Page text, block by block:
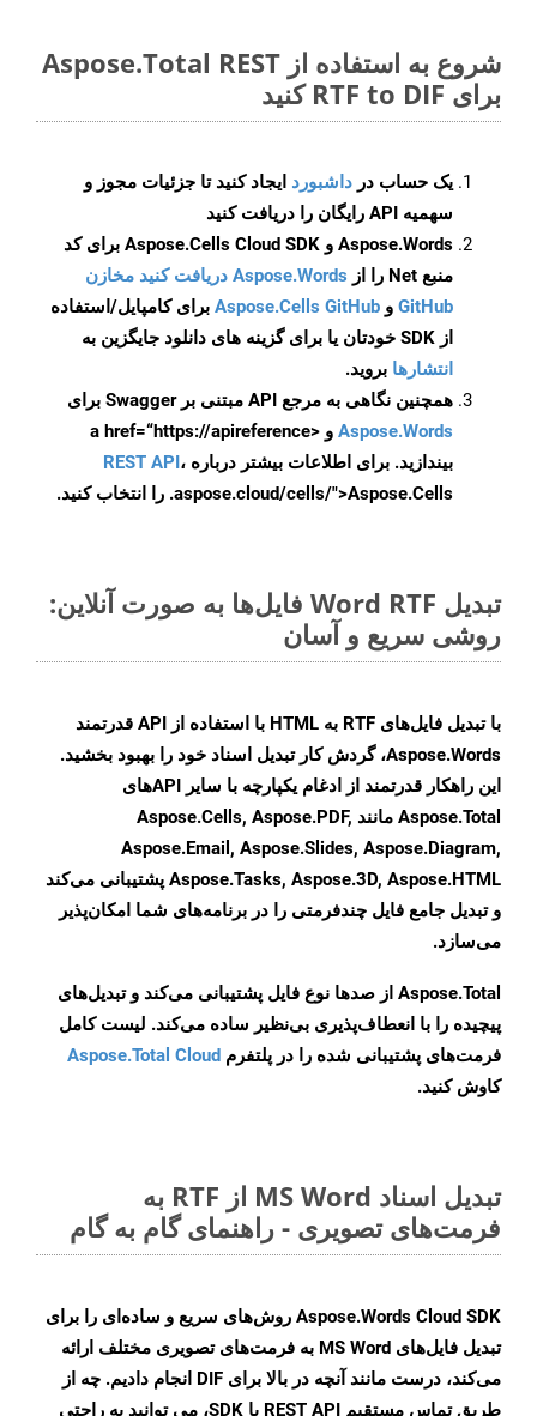
شروع به استفاده از Aspose.Total REST
برای RTF to DIF کنید
یک حساب در داشبورد ایجاد کنید تا جزئیات مجوز و
سهمیه API رایگان را دریافت کنید
Aspose.Words و Aspose.Cells Cloud SDK برای کد
منبع Net را از
Aspose.Words دریافت کنید مخازن
GitHub و Aspose.Cells GitHub برای کامپایل/استفاده
از SDK خودتان یا برای گزینه های دانلود جایگزین به
انتشارها بروید.
همچنین نگاهی به مرجع API مبتنی بر Swagger برای
Aspose.Words
و <a href=“https://apireference
بیندازید. برای اطلاعات بیشتر درباره REST API،
.aspose.cloud/cells/">Aspose.Cells را انتخاب کنید.
تبدیل Word RTF فایل‌ها به صورت آنلاین:
روشی سریع و آسان
با تبدیل فایل‌های RTF به HTML با استفاده از API قدرتمند
Aspose.Words، گردش کار تبدیل اسناد خود را بهبود بخشید.
این راهکار قدرتمند از ادغام یکپارچه با سایر APIهای
Aspose.Total مانند Aspose.Cells, Aspose.PDF,
Aspose.Email, Aspose.Slides, Aspose.Diagram,
Aspose.Tasks, Aspose.3D, Aspose.HTML پشتیبانی می‌کند
و تبدیل جامع فایل چندفرمتی را در برنامه‌های شما امکان‌پذیر
می‌سازد.
Aspose.Total از صدها نوع فایل پشتیبانی می‌کند و تبدیل‌های
پیچیده را با انعطاف‌پذیری بی‌نظیر ساده می‌کند. لیست کامل
فرمت‌های پشتیبانی شده را در پلتفرم Aspose.Total Cloud
کاوش کنید.
تبدیل اسناد MS Word از RTF به
فرمت‌های تصویری - راهنمای گام به گام
Aspose.Words Cloud SDK روش‌های سریع و ساده‌ای را برای
تبدیل فایل‌های MS Word به فرمت‌های تصویری مختلف ارائه
می‌کند، درست مانند آنچه در بالا برای DIF انجام دادیم. چه از
طریق تماس مستقیم REST API یا SDK، می توانید به راحتی